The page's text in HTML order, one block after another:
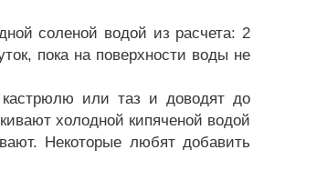
соленой водой из расчета: 2
пока на поверхности воды не
или таз и доводят до
холодной кипяченой водой
Некоторые любят добавить